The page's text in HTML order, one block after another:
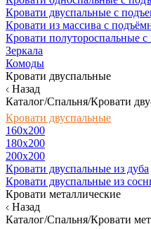
Кровати двуспальные с
Кровати из массива с
Кровати полутороспальные
Зеркала
Комоды
Кровати двуспальные
Назад
Каталог/Спальня/Кровати
Кровати двуспальные
160х200
180x200
200x200
Кровати двуспальные из дуба
Кровати двуспальные из
Кровати металлические
Назад
Каталог/Спальня/Кровати